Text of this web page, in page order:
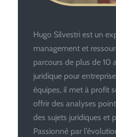
Hugo Silvestri est un
management et
parcours de plus de 10
juridique pour
équipes, il met à profit
offrir des analyses
des sujets juridiques et
Passionné par